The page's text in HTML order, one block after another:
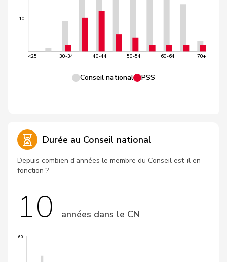
10
<25 30-34 40-44 50-54 60-64 70+
Conseil national PSS
Durée au Conseil national
Depuis combien d'années le membre du Conseil est-il en
fonction ?
10 années dans le CN
60